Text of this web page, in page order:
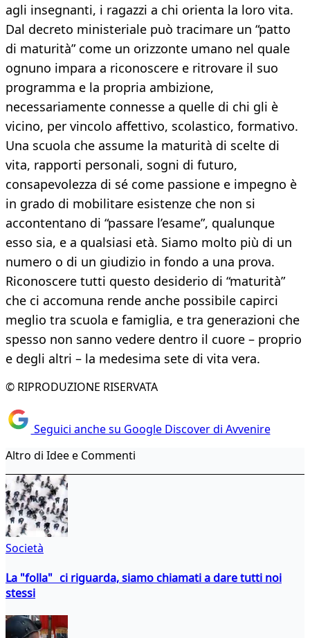
agli insegnanti, i ragazzi a chi orienta la loro vita.
Dal decreto ministeriale può tracimare un “patto
di maturità” come un orizzonte umano nel quale
ognuno impara a riconoscere e ritrovare il suo
programma e la propria ambizione,
necessariamente connesse a quelle di chi gli è
vicino, per vincolo affettivo, scolastico, formativo.
Una scuola che assume la maturità di scelte di
vita, rapporti personali, sogni di futuro,
consapevolezza di sé come passione e impegno è
in grado di mobilitare esistenze che non si
accontentano di “passare l’esame”, qualunque
esso sia, e a qualsiasi età. Siamo molto più di un
numero o di un giudizio in fondo a una prova.
Riconoscere tutti questo desiderio di “maturità”
che ci accomuna rende anche possibile capirci
meglio tra scuola e famiglia, e tra generazioni che
spesso non sanno vedere dentro il cuore – proprio
e degli altri – la medesima sete di vita vera.
© RIPRODUZIONE RISERVATA
Seguici anche su Google Discover di Avvenire
Altro di Idee e Commenti
Società
La "folla" ci riguarda, siamo chiamati a dare tutti noi
stessi